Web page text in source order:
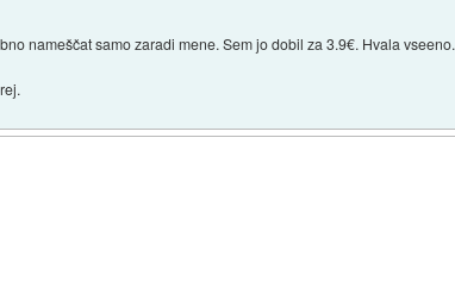
nameščat samo zaradi mene. Sem jo dobil za 3.9€. Hvala vseeno.